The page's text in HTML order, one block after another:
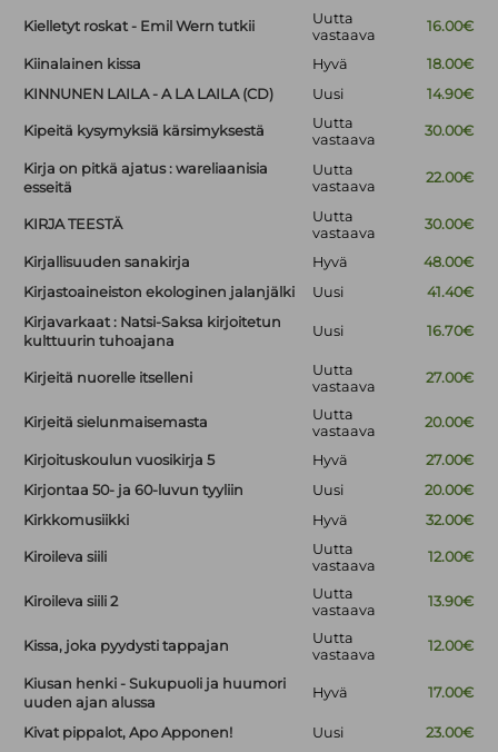
Kielletyt roskat - Emil Wern tutkii
Uutta
vastaava
16.00€
Kiinalainen kissa Hyvä
18.00€
KINNUNEN LAILA - A LA LAILA (CD)
Uusi 14.90€
Kipeitä kysymyksiä kärsimyksestä
Uutta
vastaava
30.00€
Kirja on pitkä ajatus : wareliaanisia
esseitä
Uutta
vastaava
22.00€
KIRJA TEESTÄ
Uutta
vastaava
30.00€
Kirjallisuuden sanakirja Hyvä
48.00€
Kirjastoaineiston ekologinen jalanjälki
Uusi
41.40€
Kirjavarkaat : Natsi-Saksa kirjoitetun
kulttuurin tuhoajana
Uusi 16.70€
Kirjeitä nuorelle itselleni
Uutta
vastaava
27.00€
Kirjeitä sielunmaisemasta
Uutta
vastaava
20.00€
Kirjoituskoulun vuosikirja 5 Hyvä
27.00€
Kirjontaa 50- ja 60-luvun tyyliin
Uusi
20.00€
Kirkkomusiikki
Hyvä 32.00€
Kiroileva siili
Uutta
vastaava
12.00€
Kiroileva siili 2
Uutta
vastaava
13.90€
Kissa, joka pyydysti tappajan
Uutta
vastaava
12.00€
Kiusan henki - Sukupuoli ja huumori
uuden ajan alussa
Hyvä 17.00€
Kivat pippalot, Apo Apponen! Uusi 23.00€